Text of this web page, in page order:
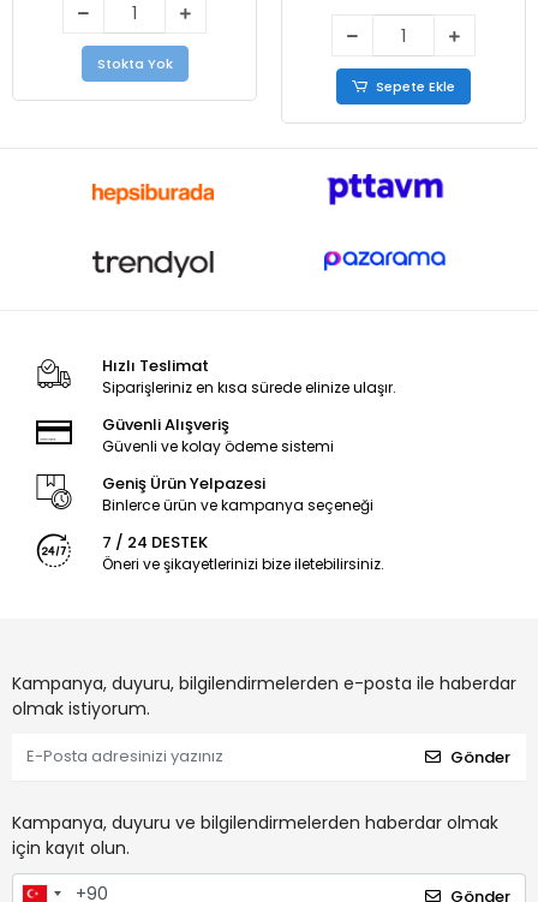
Stokta Yok
Sepete Ekle
Hızlı Teslimat
Siparişleriniz en kısa sürede elinize ulaşır.
Güvenli Alışveriş
Güvenli ve kolay ödeme sistemi
Geniş Ürün Yelpazesi
Binlerce ürün ve kampanya seçeneği
7 / 24 DESTEK
Öneri ve şikayetlerinizi bize iletebilirsiniz.
Kampanya, duyuru, bilgilendirmelerden e-posta ile haberdar
olmak istiyorum.
Gönder
Kampanya, duyuru ve bilgilendirmelerden haberdar olmak
için kayıt olun.
Gönder